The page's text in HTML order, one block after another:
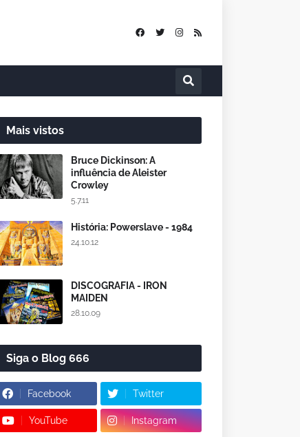
Mais vistos
Bruce Dickinson: A
influência de Aleister
Crowley
5.7.11
História: Powerslave - 1984
24.10.12
DISCOGRAFIA - IRON
MAIDEN
28.10.09
Siga o Blog 666
Facebook Twitter
YouTube Instagram